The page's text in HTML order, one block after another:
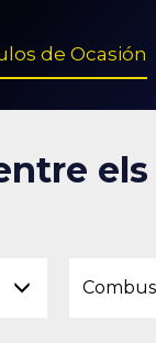
de Ocasión